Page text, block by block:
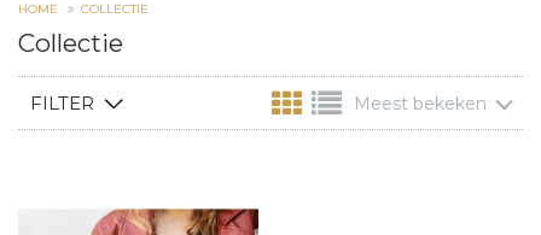
HOME COLLECTIE
Collectie
FILTER Meest bekeken